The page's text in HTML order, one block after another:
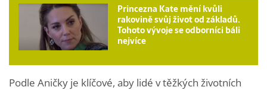
Princezna Kate mění kvůli
rakovině svůj život od základů.
Tohoto vývoje se odborníci báli
nejvíce
Podle Aničky je klíčové, aby lidé v těžkých životních